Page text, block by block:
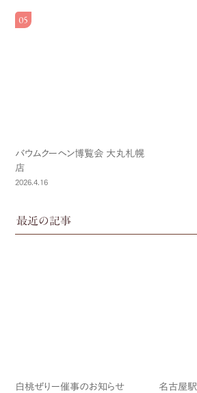
バウムクーヘン博覧会 大丸札幌
店
2026.4.16
最近の記事
白桃ぜりー催事のお知らせ 名古屋